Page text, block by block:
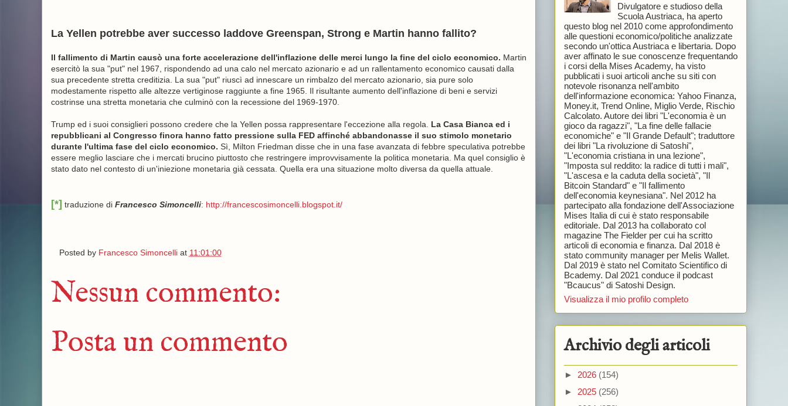
La Yellen potrebbe aver successo laddove Greenspan, Strong e Martin hanno fallito?
Il fallimento di Martin causò una forte accelerazione dell'inflazione delle merci lungo la fine del ciclo economico. Martin
esercitò la sua "put" nel 1967, rispondendo ad una calo nel mercato azionario e ad un rallentamento economico causati dalla
sua precedente stretta creditizia. La sua "put" riuscì ad innescare un rimbalzo del mercato azionario, sia pure solo
modestamente rispetto alle altezze vertiginose raggiunte a fine 1965. Il risultante aumento dell'inflazione di beni e servizi
costrinse una stretta monetaria che culminò con la recessione del 1969-1970.
Trump ed i suoi consiglieri possono credere che la Yellen possa rappresentare l'eccezione alla regola. La Casa Bianca ed i
repubblicani al Congresso finora hanno fatto pressione sulla FED affinché abbandonasse il suo stimolo monetario
durante l'ultima fase del ciclo economico. Sì, Milton Friedman disse che in una fase avanzata di febbre speculativa potrebbe
essere meglio lasciare che i mercati brucino piuttosto che restringere improvvisamente la politica monetaria. Ma quel consiglio è
stato dato nel contesto di un'iniezione monetaria già cessata. Quella era una situazione molto diversa da quella attuale.
[*] traduzione di Francesco Simoncelli: http://francescosimoncelli.blogspot.it/
Posted by Francesco Simoncelli at 11:01:00
Nessun commento:
Posta un commento
Divulgatore e studioso della
Scuola Austriaca, ha aperto
questo blog nel 2010 come approfondimento
alle questioni economico/politiche analizzate
secondo un'ottica Austriaca e libertaria. Dopo
aver affinato le sue conoscenze frequentando
i corsi della Mises Academy, ha visto
pubblicati i suoi articoli anche su siti con
notevole risonanza nell'ambito
dell'informazione economica: Yahoo Finanza,
Money.it, Trend Online, Miglio Verde, Rischio
Calcolato. Autore dei libri "L'economia è un
gioco da ragazzi", "La fine delle fallacie
economiche" e "Il Grande Default"; traduttore
dei libri "La rivoluzione di Satoshi",
"L'economia cristiana in una lezione",
"Imposta sul reddito: la radice di tutti i mali",
"L'ascesa e la caduta della società", "Il
Bitcoin Standard" e "Il fallimento
dell'economia keynesiana". Nel 2012 ha
partecipato alla fondazione dell'Associazione
Mises Italia di cui è stato responsabile
editoriale. Dal 2013 ha collaborato col
magazine The Fielder per cui ha scritto
articoli di economia e finanza. Dal 2018 è
stato community manager per Melis Wallet.
Dal 2019 è stato nel Comitato Scientifico di
Bcademy. Dal 2021 conduce il podcast
"Bcaucus" di Satoshi Design.
Visualizza il mio profilo completo
Archivio degli articoli
► 2026 (154)
► 2025 (256)